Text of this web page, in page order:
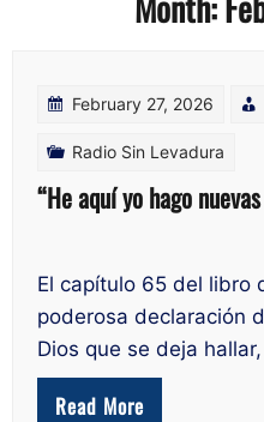
February 27, 2026
Radio Sin Levadura
“He aquí yo hago
El capítulo 65 del libro
poderosa declaración
Dios que se deja
Read More